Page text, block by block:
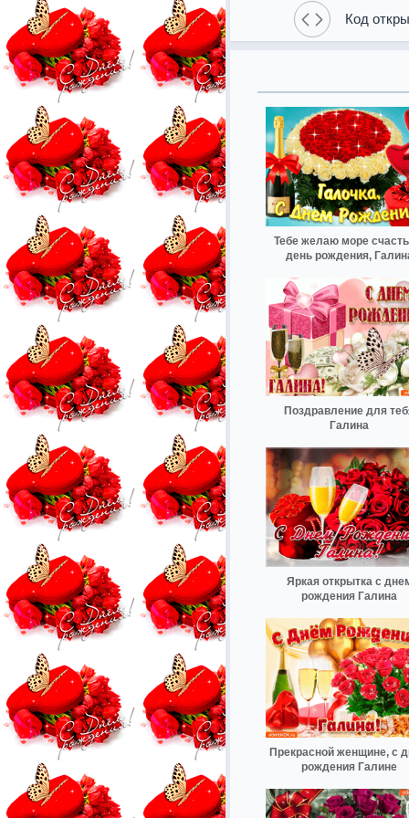
Код
Тебе желаю море
день рождения,
Поздравление для
Галина
Яркая открытка с
рождения Галина
Прекрасной женщине, с
рождения Галине